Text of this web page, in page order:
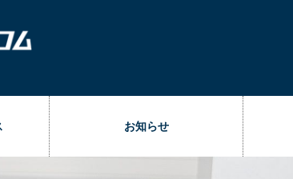
お知らせ